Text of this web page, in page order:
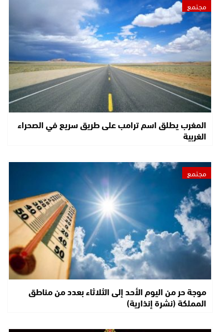
مجتمع
المغرب يطلق اسم ترامب على طريق سريع في الصحراء
الغربية
مجتمع
موجة حر من اليوم الأحد إلى الثلاثاء بعدد من مناطق
المملكة (نشرة إنذارية)